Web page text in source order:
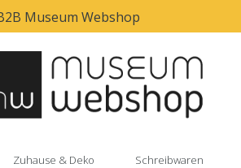
Museum Webshop
Zuhause & Deko Schreibwaren